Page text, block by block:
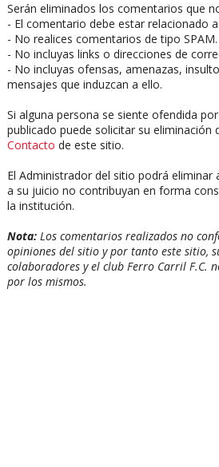
Serán eliminados los comentarios que
- El comentario debe estar relacionado
- No realices comentarios de tipo SPAM.
- No incluyas links o direcciones de
- No incluyas ofensas, amenazas,
mensajes que induzcan a ello.
Si alguna persona se siente ofendida
publicado puede solicitar su eliminación
Contacto de este sitio.
El Administrador del sitio podrá eliminar
a su juicio no contribuyan en forma
la institución.
Nota:Los comentarios realizados no
opiniones del sitio y por tanto este sitio,
colaboradores y el club Ferro Carril F.C.
por los mismos.